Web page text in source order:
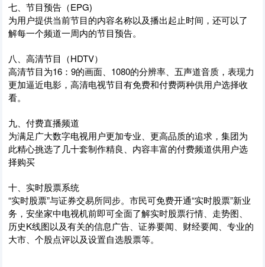
七、节目预告（EPG)
为用户提供当前节目的内容名称以及播出起止时间，还可以了
解每一个频道一周内的节目预告。
八、高清节目（HDTV）
高清节目为16：9的画面、1080的分辨率、五声道音质，表现力
更加逼近电影，高清电视节目有免费和付费两种供用户选择收
看。
九、付费直播频道
为满足广大数字电视用户更加专业、更高品质的追求，集团为
此精心挑选了几十套制作精良、内容丰富的付费频道供用户选
择购买
十、实时股票系统
“实时股票”与证券交易所同步。市民可免费开通“实时股票”新业
务，安坐家中电视机前即可全面了解实时股票行情、走势图、
历史K线图以及有关的信息广告、证券要闻、财经要闻、专业的
大市、个股点评以及设置自选股票等。